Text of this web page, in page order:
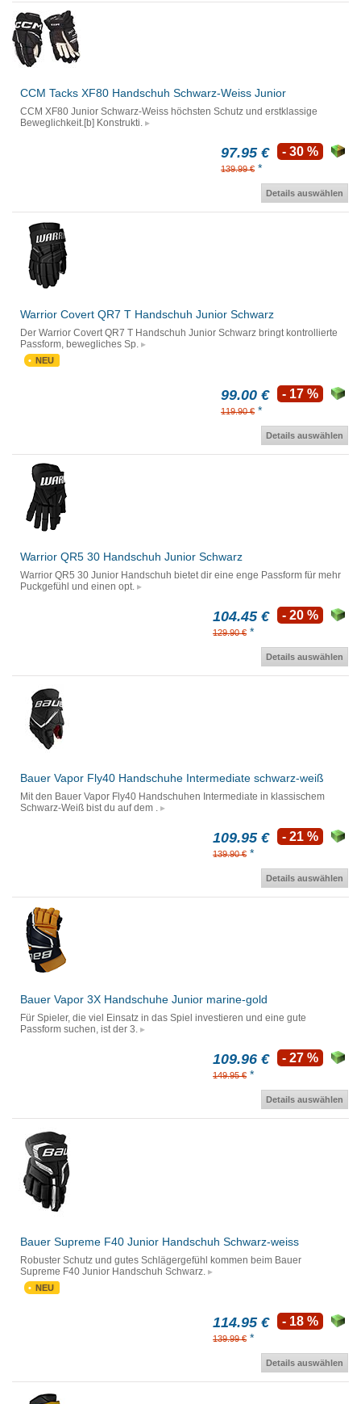
CCM Tacks XF80 Handschuh Schwarz-Weiss Junior
CCM XF80 Junior Schwarz-Weiss höchsten Schutz und erstklassige
Beweglichkeit.[b] Konstrukti.
97.95 €
139.99 € *
- 30 %
Details auswählen
Warrior Covert QR7 T Handschuh Junior Schwarz
Der Warrior Covert QR7 T Handschuh Junior Schwarz bringt kontrollierte
Passform, bewegliches Sp.
NEU
99.00 €
119.90 € *
- 17 %
Details auswählen
Warrior QR5 30 Handschuh Junior Schwarz
Warrior QR5 30 Junior Handschuh bietet dir eine enge Passform für mehr
Puckgefühl und einen opt.
104.45 €
129.90 € *
- 20 %
Details auswählen
Bauer Vapor Fly40 Handschuhe Intermediate schwarz-weiß
Mit den Bauer Vapor Fly40 Handschuhen Intermediate in klassischem
Schwarz-Weiß bist du auf dem .
109.95 €
139.90 € *
- 21 %
Details auswählen
Bauer Vapor 3X Handschuhe Junior marine-gold
Für Spieler, die viel Einsatz in das Spiel investieren und eine gute
Passform suchen, ist der 3.
109.96 €
149.95 € *
- 27 %
Details auswählen
Bauer Supreme F40 Junior Handschuh Schwarz-weiss
Robuster Schutz und gutes Schlägergefühl kommen beim Bauer
Supreme F40 Junior Handschuh Schwarz.
NEU
114.95 €
139.99 € *
- 18 %
Details auswählen